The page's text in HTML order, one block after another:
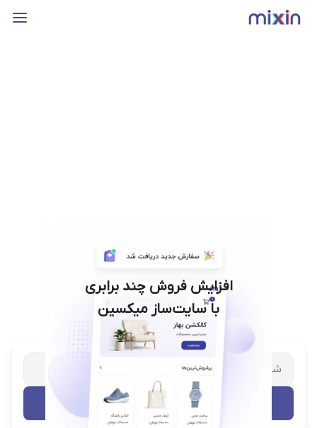
افزایش فروش چند برابری
با سایت‌ساز میکسین
شریک تجاری ترب با پشتیبانی اختصاصی
تست رایگان